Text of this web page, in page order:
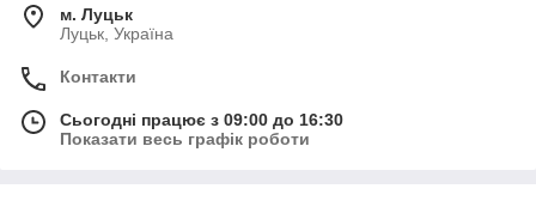
м. Луцьк
Луцьк, Україна
Контакти
Сьогодні працює з 09:00 до 16:30
Показати весь графік роботи